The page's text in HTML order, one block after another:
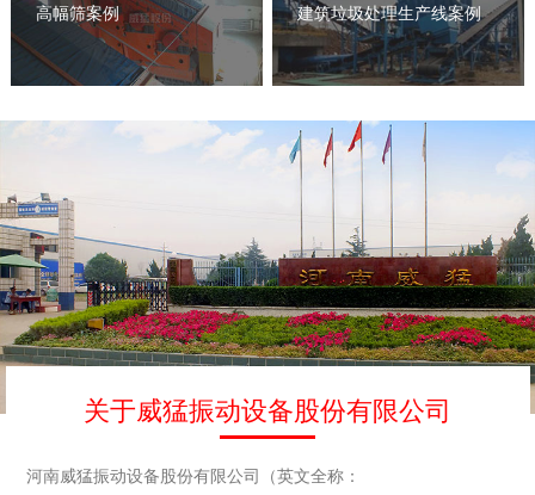
高幅筛案例 建筑垃圾处理生产线案例
关于威猛振动设备股份有限公司
河南威猛振动设备股份有限公司（英文全称：